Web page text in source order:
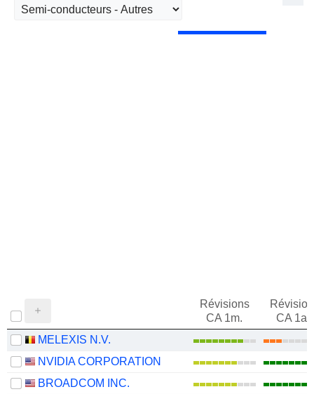
Révisions
CA 1m.
CA 1an
MELEXIS N.V.
NVIDIA CORPORATION
BROADCOM INC.